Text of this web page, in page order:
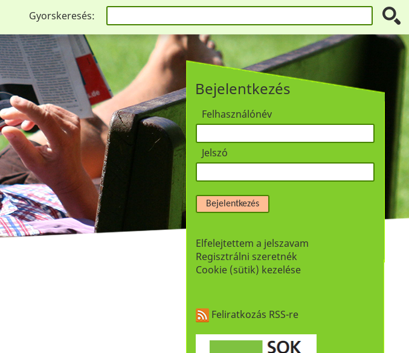
Gyorskeresés:
Bejelentkezés
Felhasználónév
Jelszó
Bejelentkezés
Elfelejtettem a jelszavam
Regisztrálni szeretnék
Cookie (sütik) kezelése
Feliratkozás RSS-re